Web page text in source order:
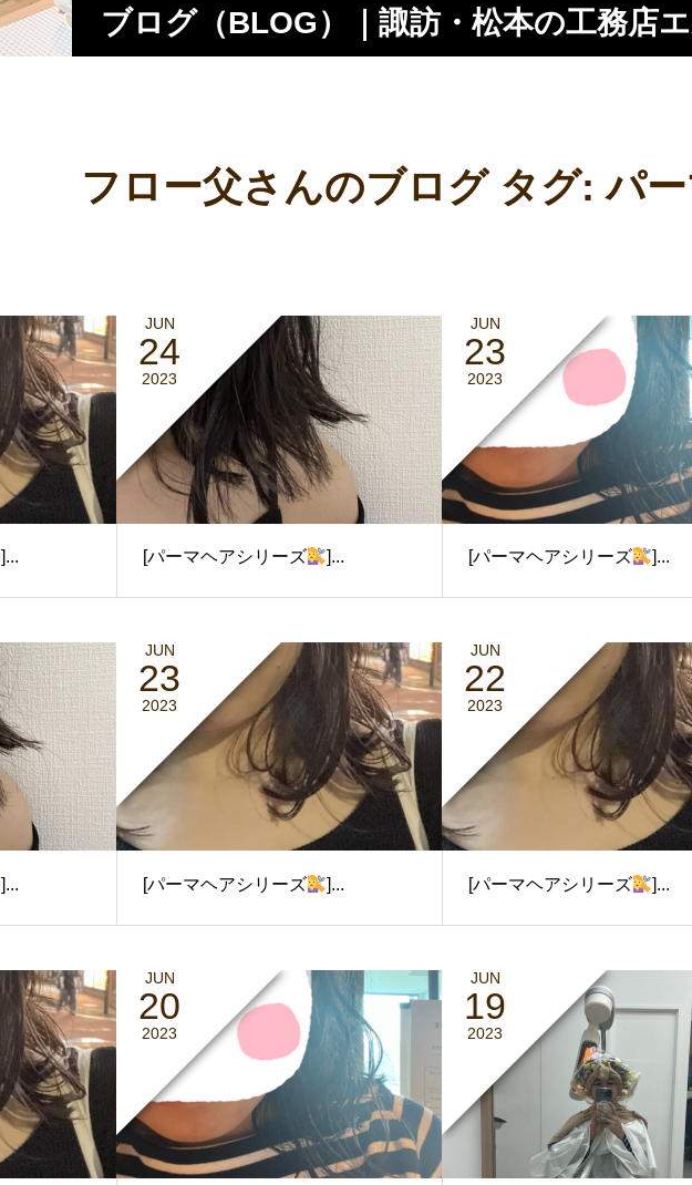
ブログ（BLOG）｜諏訪・松本の工務店
フロー父さんのブログ タグ:パ
]...
JUN
24
2023
[パーマヘアシリーズ ]...
JUN
23
2023
[パーマヘアシリーズ ]...
]...
JUN
23
2023
[パーマヘアシリーズ ]...
JUN
22
2023
[パーマヘアシリーズ ]...
JUN
20
2023
JUN
19
2023